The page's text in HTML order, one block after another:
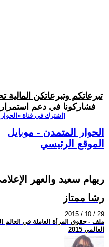
تبرعاتكم وتبرعاتكن المالية
فشاركونا في دعم
[اشترك في قناة
الحوار المتمدن - موبايل
الموقع الرئيسي
ريهام سعيد والعهر
رشا ممتاز
2015 / 10 / 29
ملف - حقوق المرأة العاملة في العالم
العالمي 2015